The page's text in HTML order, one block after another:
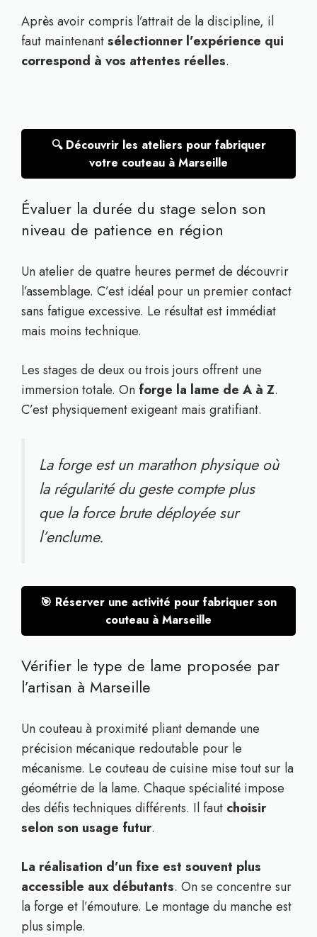
Après avoir compris l’attrait de la discipline, il
faut maintenantsélectionner l’expérience qui
correspond à vos attentes réelles.
🔍 Découvrir les ateliers pour fabriquer
votre couteau à Marseille
Évaluer la durée du stage selon son
niveau de patience en région
Un atelier de quatre heures permet de découvrir
l’assemblage. C’est idéal pour un premier contact
sans fatigue excessive. Le résultat est immédiat
mais moins technique.
Les stages de deux ou trois jours offrent une
immersion totale. On forge la lame de A à Z.
C’est physiquement exigeant mais gratifiant.
La forge est un marathon physique où
la régularité du geste compte plus
que la force brute déployée sur
l’enclume.
🎯 Réserver une activité pour fabriquer son
couteau à Marseille
Vérifier le type de lame proposée par
l’artisan à Marseille
Un couteau à proximité pliant demande une
précision mécanique redoutable pour le
mécanisme. Le couteau de cuisine mise tout sur la
géométrie de la lame. Chaque spécialité impose
des défis techniques différents. Il faut choisir
selon son usage futur.
La réalisation d’un fixe est souvent plus
accessible aux débutants. On se concentre sur
la forge et l’émouture. Le montage du manche est
plus simple.